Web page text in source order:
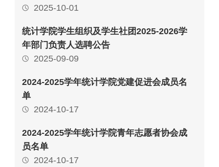
2025-10-01
统计学院学生组织及学生社团2025-2026学
年部门负责人选聘公告
2025-09-09
2024-2025学年统计学院党建促进会成员名
单
2024-10-17
2024-2025学年统计学院青年志愿者协会成
员名单
2024-10-17